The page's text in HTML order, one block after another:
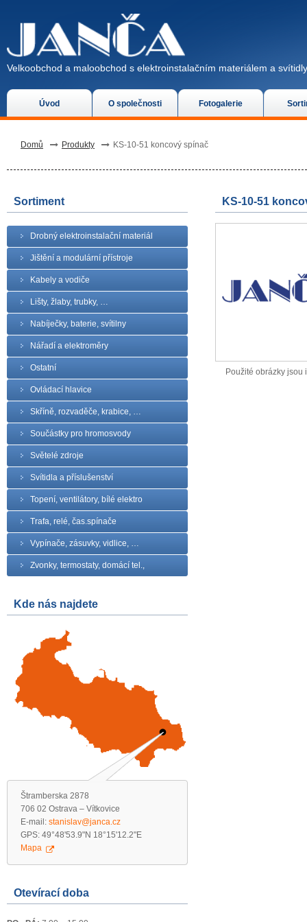
Úvod O společnosti Fotogalerie
Velkoobchod a maloobchod s elektroinstalačním materiálem a
Domů Produkty KS-10-51 koncový spínač
Sortiment
Drobný elektroinstalační materiál
Jištění a modulární přístroje
Kabely a vodiče
Lišty, žlaby, trubky, …
Nabíječky, baterie, svítilny
Nářadí a elektroměry
Ostatní
Ovládací hlavice
Skříně, rozvaděče, krabice, …
Součástky pro hromosvody
Světelé zdroje
Svítidla a příslušenství
Topení, ventilátory, bílé elektro
Trafa, relé, čas.spínače
Vypínače, zásuvky, vidlice, …
Zvonky, termostaty, domácí tel.,
Kde nás najdete
Štramberska 2878
706 02 Ostrava – Vítkovice
E-mail: stanislav@janca.cz
GPS: 49°48'53.9"N 18°15'12.2"E
Mapa
Otevírací doba
KS-10-51
Použité obrázky jsou